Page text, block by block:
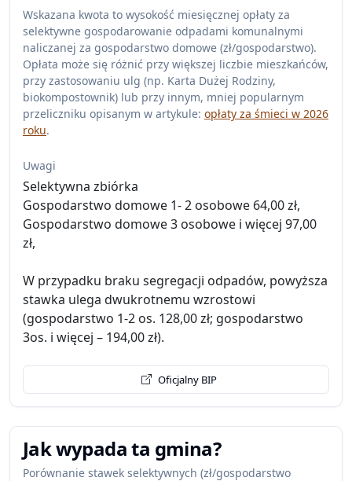
Wskazana kwota to wysokość miesięcznej opłaty za
selektywne gospodarowanie odpadami komunalnymi
naliczanej za gospodarstwo domowe (zł/gospodarstwo).
Opłata może się różnić przy większej liczbie mieszkańców,
przy zastosowaniu ulg (np. Karta Dużej Rodziny,
biokompostownik) lub przy innym, mniej popularnym
przeliczniku opisanym w artykule: opłaty za śmieci w 2026
roku.
Uwagi
Selektywna zbiórka
Gospodarstwo domowe 1- 2 osobowe 64,00 zł,
Gospodarstwo domowe 3 osobowe i więcej 97,00
zł,
W przypadku braku segregacji odpadów, powyższa
stawka ulega dwukrotnemu wzrostowi
(gospodarstwo 1-2 os. 128,00 zł; gospodarstwo
3os. i więcej – 194,00 zł).
Oficjalny BIP
Jak wypada ta gmina?
Porównanie stawek selektywnych (zł/gospodarstwo